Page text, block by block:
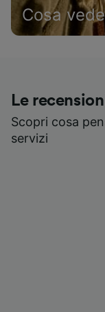
Cosa
Le
Scopri cosa
servizi